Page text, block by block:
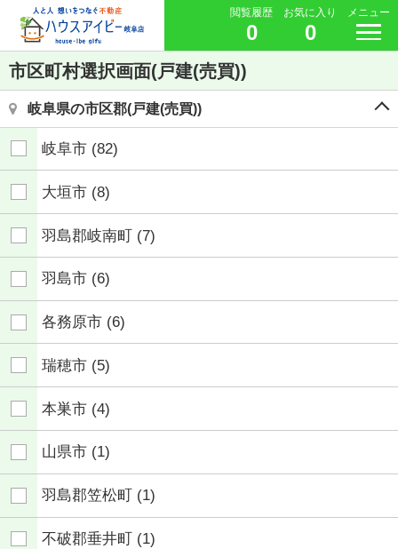
閲覧履歴
0
お気に入り
0
メニュー
市区町村選択画面(戸建(売買))
岐阜県の市区郡(戸建(売買))
岐阜市 (82)
大垣市 (8)
羽島郡岐南町 (7)
羽島市 (6)
各務原市 (6)
瑞穂市 (5)
本巣市 (4)
山県市 (1)
羽島郡笠松町 (1)
不破郡垂井町 (1)